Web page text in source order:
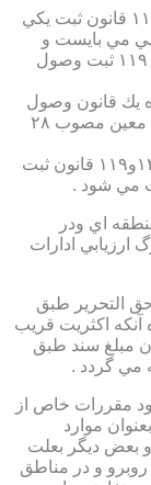
بخش اول – حق الثبت املاک:با عنايت به ماده ۱۱۸ قانون ثبت يكي
مي بايست و
صول گردد حق الثبت املاك است كه طبق ماده ۱۱۹ ثبت وصول
يك قانون وصول
برخي از درآمدهاي دولت و مصرف آن در موارد معين مصوب ۲۸
براي ثبت ملك دردفتر املاك موضوع مواد ۱۱ و۱۲و۱۱۹ قانون ثبت
مي شود .
اي ودر
ادارات
التحرير طبق
آنكه اكثريت قريب
مبلغ سند طبق
مي گردد .
مقررات خاص از
موارد
و بعض ديگر بعلت
و در مناطق